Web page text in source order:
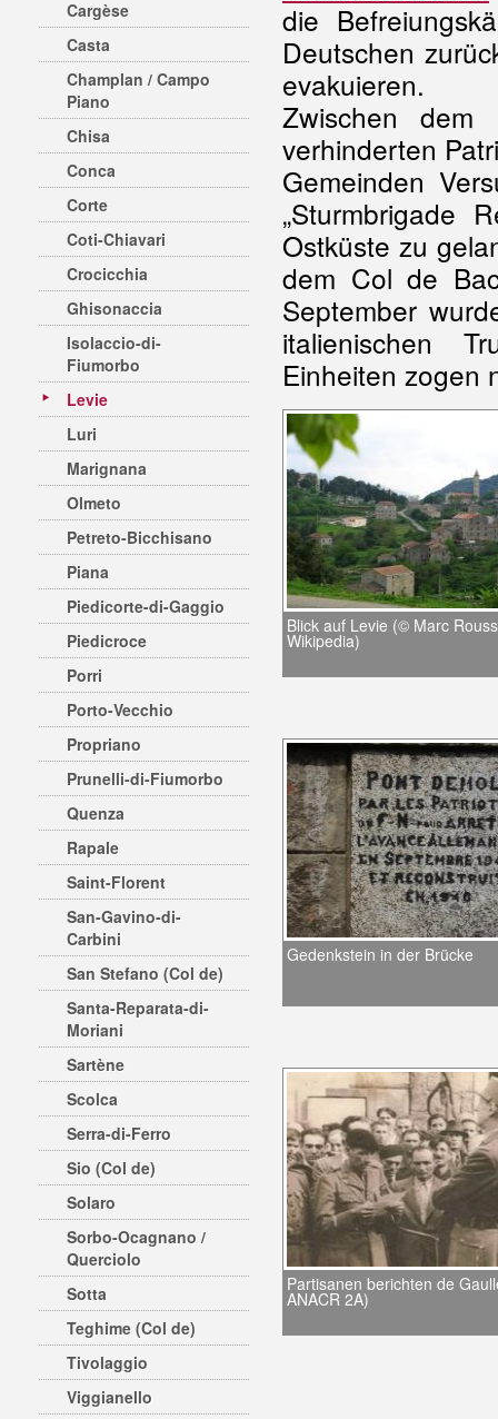
Cargèse
Casta
Champlan / Campo
Piano
Chisa
Conca
Corte
Coti-Chiavari
Crocicchia
Ghisonaccia
Isolaccio-di-
Fiumorbo
Levie
Luri
Marignana
Olmeto
Petreto-Bicchisano
Piana
Piedicorte-di-Gaggio
Piedicroce
Porri
Porto-Vecchio
Propriano
Prunelli-di-Fiumorbo
Quenza
Rapale
Saint-Florent
San-Gavino-di-
Carbini
San Stefano (Col de)
Santa-Reparata-di-
Moriani
Sartène
Scolca
Serra-di-Ferro
Sio (Col de)
Solaro
Sorbo-Ocagnano /
Querciolo
Sotta
Teghime (Col de)
Tivolaggio
Viggianello
die
Deutschen
evakuieren.
Zwischen
verhinderten
Gemeinden
„Sturmbrigade
Ostküste zu
dem Col de
September
italienischen
Einheiten zogen
Blick auf Levie (© Marc
Wikipedia)
Gedenkstein in der Brücke
Partisanen berichten de
ANACR 2A)